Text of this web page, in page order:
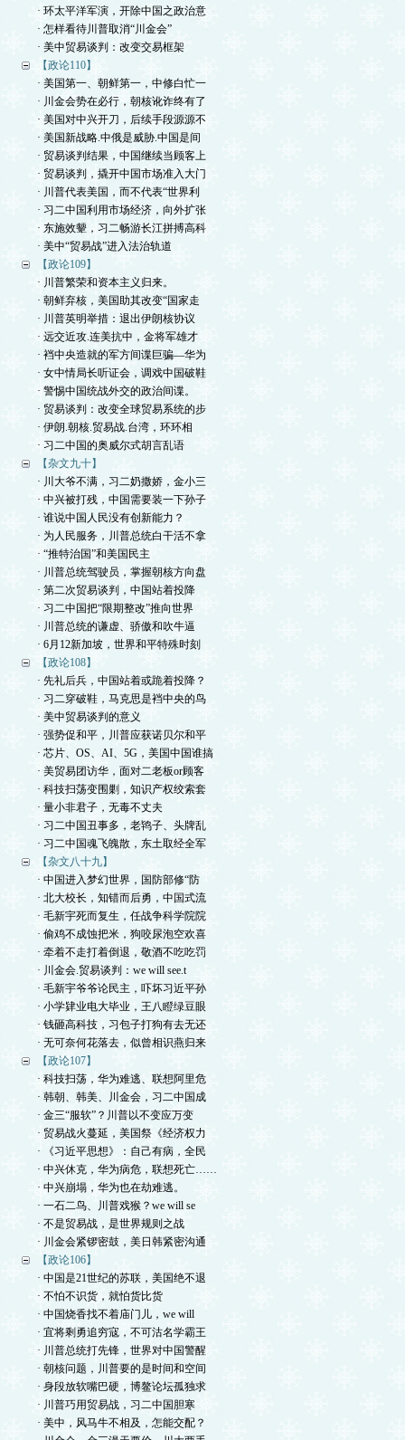
· 环太平洋军演，开除中国之政治意
· 怎样看待川普取消“川金会”
· 美中贸易谈判：改变交易框架
【政论110】
· 美国第一、朝鲜第一，中修白忙一
· 川金会势在必行，朝核讹诈终有了
· 美国对中兴开刀，后续手段源源不
· 美国新战略.中俄是威胁.中国是间
· 贸易谈判结果，中国继续当顾客上
· 贸易谈判，撬开中国市场准入大门
· 川普代表美国，而不代表“世界利
· 习二中国利用市场经济，向外扩张
· 东施效颦，习二畅游长江拼搏高科
· 美中“贸易战”进入法治轨道
【政论109】
· 川普繁荣和资本主义归来。
· 朝鲜弃核，美国助其改变“国家走
· 川普英明举措：退出伊朗核协议
· 远交近攻.连美抗中，金将军雄才
· 裆中央造就的军方间谍巨骗—华为
· 女中情局长听证会，调戏中国破鞋
· 警惕中国统战外交的政治间谍。
· 贸易谈判：改变全球贸易系统的步
· 伊朗.朝核.贸易战.台湾，环环相
· 习二中国的奥威尔式胡言乱语
【杂文九十】
· 川大爷不满，习二奶撒娇，金小三
· 中兴被打残，中国需要装一下孙子
· 谁说中国人民没有创新能力？
· 为人民服务，川普总统白干活不拿
· “推特治国”和美国民主
· 川普总统驾驶员，掌握朝核方向盘
· 第二次贸易谈判，中国站着投降
· 习二中国把“限期整改”推向世界
· 川普总统的谦虚、骄傲和吹牛逼
· 6月12新加坡，世界和平特殊时刻
【政论108】
· 先礼后兵，中国站着或跪着投降？
· 习二穿破鞋，马克思是裆中央的鸟
· 美中贸易谈判的意义
· 强势促和平，川普应获诺贝尔和平
· 芯片、OS、AI、5G，美国中国谁搞
· 美贸易团访华，面对二老板or顾客
· 科技扫荡变围剿，知识产权绞索套
· 量小非君子，无毒不丈夫
· 习二中国丑事多，老鸨子、头牌乱
· 习二中国魂飞魄散，东土取经全军
【杂文八十九】
· 中国进入梦幻世界，国防部修“防
· 北大校长，知错而后勇，中国式流
· 毛新宇死而复生，任战争科学院院
· 偷鸡不成蚀把米，狗咬尿泡空欢喜
· 牵着不走打着倒退，敬酒不吃吃罚
· 川金会.贸易谈判：we will see.t
· 毛新宇爷爷论民主，吓坏习近平孙
· 小学肄业电大毕业，王八瞪绿豆眼
· 钱砸高科技，习包子打狗有去无还
· 无可奈何花落去，似曾相识燕归来
【政论107】
· 科技扫荡，华为难逃、联想阿里危
· 韩朝、韩美、川金会，习二中国成
· 金三“服软”？川普以不变应万变
· 贸易战火蔓延，美国祭《经济权力
· 《习近平思想》：自己有病，全民
· 中兴休克，华为病危，联想死亡……
· 中兴崩塌，华为也在劫难逃。
· 一石二鸟、川普戏猴？we will se
· 不是贸易战，是世界规则之战
· 川金会紧锣密鼓，美日韩紧密沟通
【政论106】
· 中国是21世纪的苏联，美国绝不退
· 不怕不识货，就怕货比货
· 中国烧香找不着庙门儿，we will
· 宜将剩勇追穷寇，不可沽名学霸王
· 川普总统打先锋，世界对中国警醒
· 朝核问题，川普要的是时间和空间
· 身段放软嘴巴硬，博鳌论坛孤独求
· 川普巧用贸易战，习二中国胆寒
· 美中，风马牛不相及，怎能交配？